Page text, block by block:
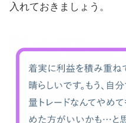
入れておきましょう。